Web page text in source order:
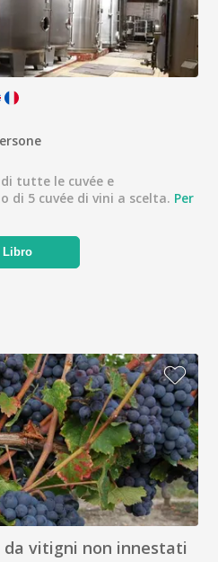
tutte le cuvée e
di 5 cuvée di vini a scelta. Per
Libro
vitigni non innestati